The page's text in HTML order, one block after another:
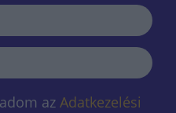
az Adatkezelési